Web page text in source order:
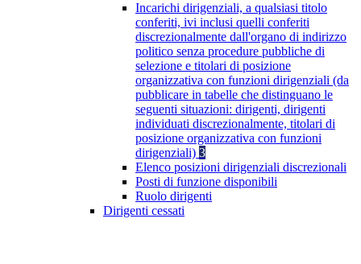
Incarichi dirigenziali, a qualsiasi titolo
conferiti, ivi inclusi quelli conferiti
discrezionalmente dall'organo di indirizzo
politico senza procedure pubbliche di
selezione e titolari di posizione
organizzativa con funzioni dirigenziali (da
pubblicare in tabelle che distinguano le
seguenti situazioni: dirigenti, dirigenti
individuati discrezionalmente, titolari di
posizione organizzativa con funzioni
dirigenziali) 3
Elenco posizioni dirigenziali discrezionali
Posti di funzione disponibili
Ruolo dirigenti
Dirigenti cessati